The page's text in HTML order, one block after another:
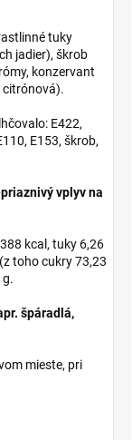
tuky
jadier), škrob
konzervant
citrónová).
E422,
E153, škrob,
vplyv na
kcal, tuky 6,26
toho cukry 73,23
g.
špáradlá,
mieste, pri